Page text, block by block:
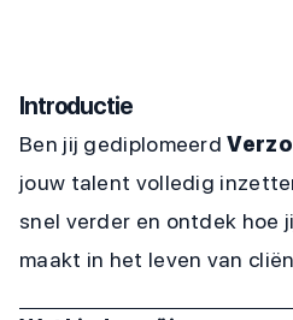
Introductie
Ben jij gediplomeerd
jouw talent volledig
snel verder en ontdek hoe
maakt in het leven van